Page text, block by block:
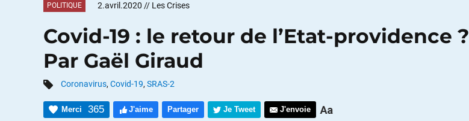
POLITIQUE 2.avril.2020 // Les Crises
Covid-19 : le retour de l’Etat-providence ?
Par Gaël Giraud
Coronavirus, Covid-19, SRAS-2
Merci 365 J'aime Partager Je Tweet J'envoie